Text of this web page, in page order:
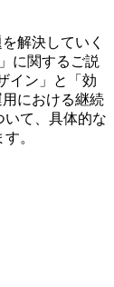
解決していく
に関するご説
イン」と「効
における継続
いて、具体的な
。